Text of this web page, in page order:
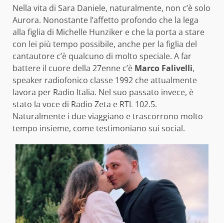
Nella vita di Sara Daniele, naturalmente, non c’è solo
Aurora. Nonostante l’affetto profondo che la lega
alla figlia di Michelle Hunziker e che la porta a stare
con lei più tempo possibile, anche per la figlia del
cantautore c’è qualcuno di molto speciale. A far
battere il cuore della 27enne c’è Marco Falivelli,
speaker radiofonico classe 1992 che attualmente
lavora per Radio Italia. Nel suo passato invece, è
stato la voce di Radio Zeta e RTL 102.5.
Naturalmente i due viaggiano e trascorrono molto
tempo insieme, come testimoniano sui social.